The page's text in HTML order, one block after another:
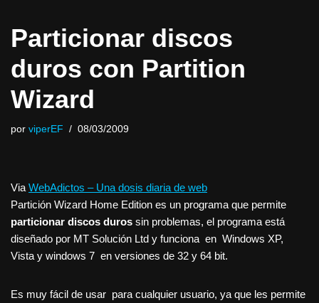
Particionar discos
duros con Partition
Wizard
por viperEF 08/03/2009
Via WebAdictos – Una dosis diaria de web
Partición Wizard Home Edition es un programa que permite
particionar discos duros sin problemas, el programa está
diseñado por MT Solución Ltd y funciona en Windows XP,
Vista y windows 7 en versiones de 32 y 64 bit.
Es muy fácil de usar para cualquier usuario, ya que les permite